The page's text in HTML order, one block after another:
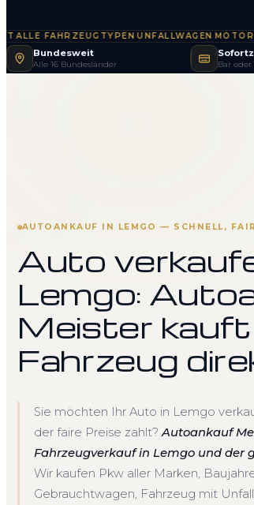
FAHRZEUGTYPENUNFALLWAGEN·
Bundesweit
Alle 16 Bundesländer Bar
AUTOANKAUF IN LEMGO — SCHNELL,
Auto
Lemgo:
Meister kauft
Fahrzeug
Sie möchten Ihr Auto in Lemgo
der faire Preise zahlt?Autoankauf
Fahrzeugverkauf in Lemgo und der
Wir kaufen Pkw aller Marken,
Gebrauchtwagen, Fahrzeug mit